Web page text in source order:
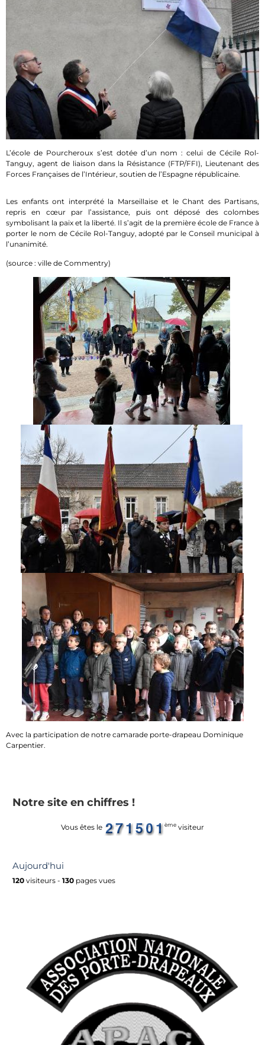
L’école de Pourcheroux s’est dotée d’un nom : celui de Cécile Rol-
Tanguy, agent de liaison dans la Résistance (FTP/FFI), Lieutenant des
Forces Françaises de l’Intérieur, soutien de l’Espagne républicaine.
Les enfants ont interprété la Marseillaise et le Chant des Partisans,
repris en cœur par l’assistance, puis ont déposé des colombes
symbolisant la paix et la liberté. Il s’agit de la première école de France à
porter le nom de Cécile Rol-Tanguy, adopté par le Conseil municipal à
l’unanimité.
(source : ville de Commentry)
Avec la participation de notre camarade porte-drapeau Dominique
Carpentier.
Notre site en chiffres !
Vous êtes le ème visiteur
Aujourd'hui
120 visiteurs - 130 pages vues